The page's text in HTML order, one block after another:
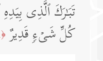
تَبَـٰرَكَ ٱلَّذِی
كُلِّ شَیۡءࣲ قَدِیرٌ ﴿1﴾